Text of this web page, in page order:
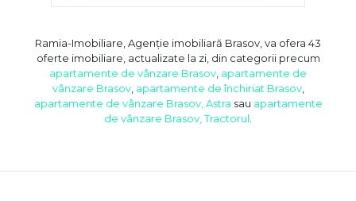
Ramia-Imobiliare, Agenție imobiliară Brasov, va ofera 43
oferte imobiliare, actualizate la zi, din categorii precum
apartamente de vânzare Brasov apartamente de
vânzare Brasov, apartamente de închiriat Brasov,
apartamente de vânzare Brasov, Astra sau apartamente
de vânzare Brasov, Tractorul